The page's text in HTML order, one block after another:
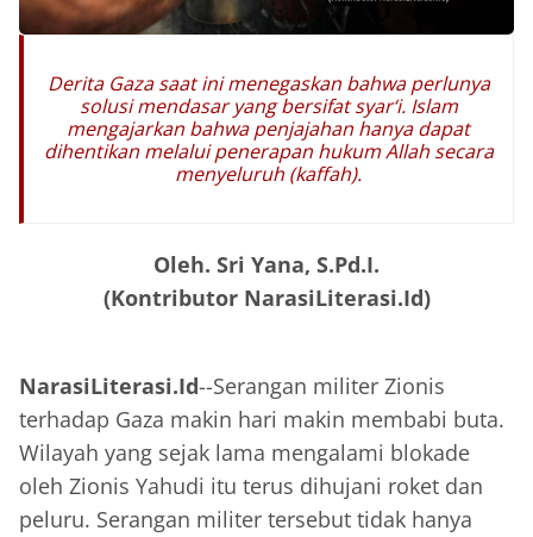
Derita Gaza saat ini menegaskan bahwa perlunya
solusi mendasar yang bersifat syar‘i. Islam
mengajarkan bahwa penjajahan hanya dapat
dihentikan melalui penerapan hukum Allah secara
menyeluruh (kaffah).‎
Oleh. Sri Yana, S.Pd.I.
(Kontributor NarasiLiterasi.Id)
‎NarasiLiterasi.Id--Serangan militer Zionis
terhadap Gaza makin hari makin membabi buta.
Wilayah yang sejak lama mengalami blokade
oleh Zionis Yahudi itu terus dihujani roket dan
peluru. Serangan militer tersebut tidak hanya